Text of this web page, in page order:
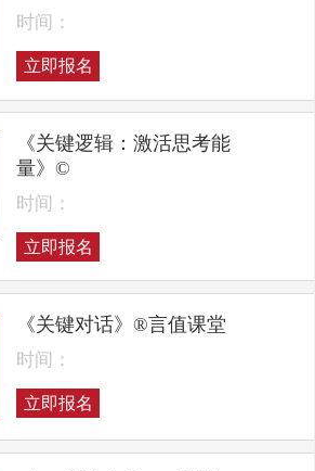
时间：
立即报名
《关键逻辑：激活思考能
量》©
时间：
立即报名
《关键对话》®言值课堂
时间：
立即报名